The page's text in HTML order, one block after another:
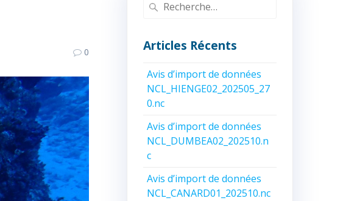
0 Articles Récents
Avis d’import de données
NCL_HIENGE02_202505_27
0.nc
Avis d’import de données
NCL_DUMBEA02_202510.n
c
Avis d’import de données
NCL_CANARD01_202510.nc